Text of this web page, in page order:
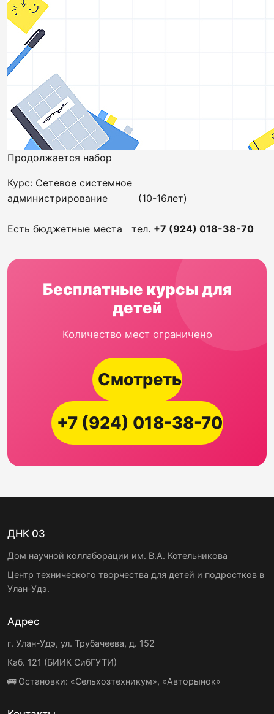
Продолжается набор
Курс: Сетевое системное
администрирование (10-16лет)
Есть бюджетные места тел. +7 (924) 018-38-70
Бесплатные курсы для
детей
Количество мест ограничено
Смотреть
+7 (924) 018-38-70
ДНК 03
Дом научной коллаборации им. В.А. Котельникова
Центр технического творчества для детей и подростков в
Улан-Удэ.
Адрес
г. Улан-Удэ, ул. Трубачеева, д. 152
Каб. 121 (БИИК СибГУТИ)
🚌 Остановки: «Сельхозтехникум», «Авторынок»